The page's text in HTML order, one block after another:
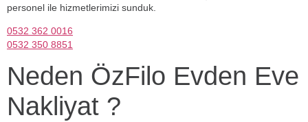
personel ile hizmetlerimizi sunduk.
0532 362 0016
0532 350 8851
Neden ÖzFilo Evden Eve
Nakliyat ?